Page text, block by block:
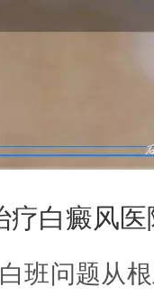
疗白癜风
班问题从